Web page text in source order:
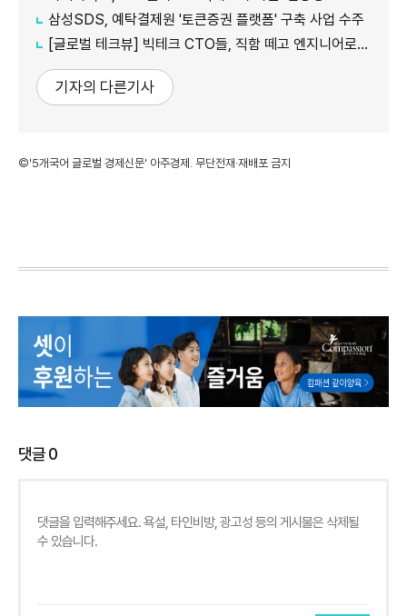
삼성SDS, 예탁결제원 '토큰증권 플랫폼' 구축 사업 수주
[글로벌 테크뷰] 빅테크 CTO들, 직함 떼고 엔지니어로 유턴...'앤트로픽행 러시' 이유는
기자의 다른기사
©'5개국어 글로벌 경제신문' 아주경제. 무단전재·재배포 금지
댓글0